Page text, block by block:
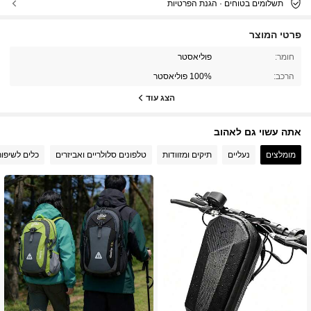
תשלומים בטוחים · הגנת הפרטיות
פרטי המוצר
חומר: פוליאסטר
הרכב: 100% פוליאסטר
הצג עוד
אתה עשוי גם לאהוב
מומלצים נעליים תיקים ומזוודות טלפונים סלולריים ואביזרים כלים